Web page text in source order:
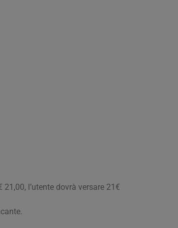
l’utente dovrà versare 21€